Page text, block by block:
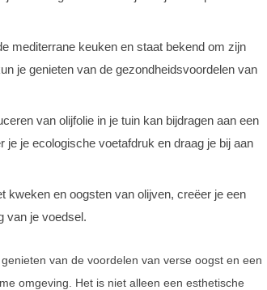
mediterrane keuken en staat bekend om zijn
je genieten van de gezondheidsvoordelen van
van olijfolie in je tuin kan bijdragen aan een
je ecologische voetafdruk en draag je bij aan
kweken en oogsten van olijven, creëer je een
van je voedsel.
van de voordelen van verse oogst en een
omgeving. Het is niet alleen een esthetische